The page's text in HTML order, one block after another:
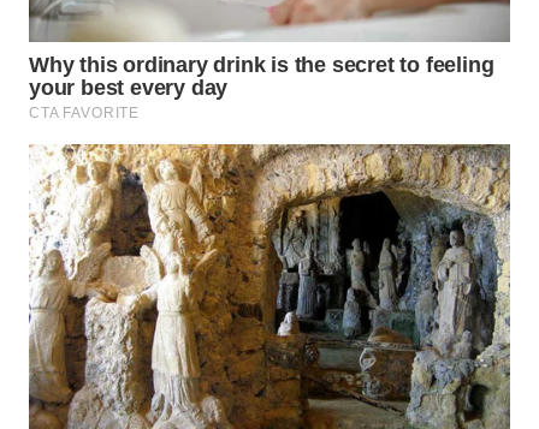
WN
DEPOK
WN
UTARA
WN
SAMOSIR
WN
PADANG
LAWAS